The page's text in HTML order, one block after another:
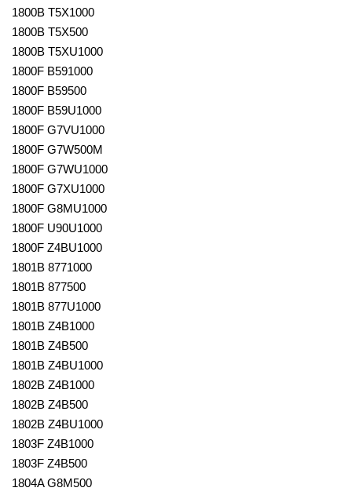
1800B T5X1000
1800B T5X500
1800B T5XU1000
1800F B591000
1800F B59500
1800F B59U1000
1800F G7VU1000
1800F G7W500M
1800F G7WU1000
1800F G7XU1000
1800F G8MU1000
1800F U90U1000
1800F Z4BU1000
1801B 8771000
1801B 877500
1801B 877U1000
1801B Z4B1000
1801B Z4B500
1801B Z4BU1000
1802B Z4B1000
1802B Z4B500
1802B Z4BU1000
1803F Z4B1000
1803F Z4B500
1804A G8M500